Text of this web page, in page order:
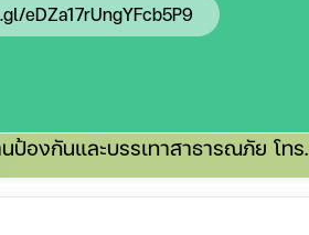
eDZa17rUngYFcb5P9
ป้องกันและบรรเทาสาธารณภัย โทร.